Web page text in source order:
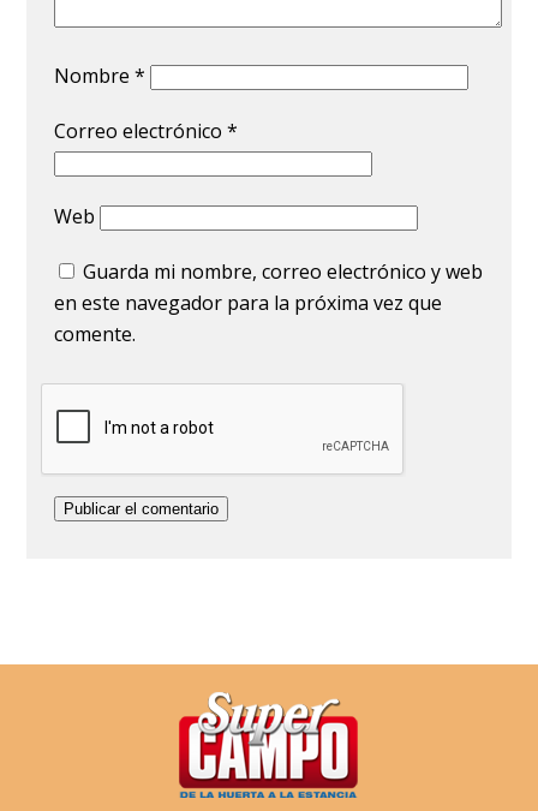
Nombre*
Correo electrónico*
Web
Guarda mi nombre, correo electrónico y web
en este navegador para la próxima vez que
comente.